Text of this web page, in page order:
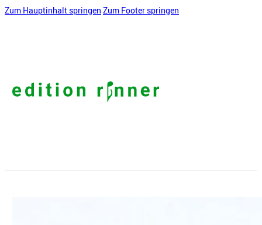
Zum Hauptinhalt springen Zum Footer springen